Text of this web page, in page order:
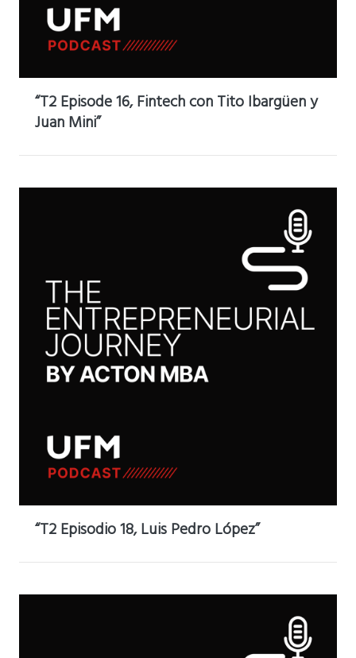
“T2 Episode 16, Fintech con Tito Ibargüen y
Juan Mini”
“T2 Episodio 18, Luis Pedro López”